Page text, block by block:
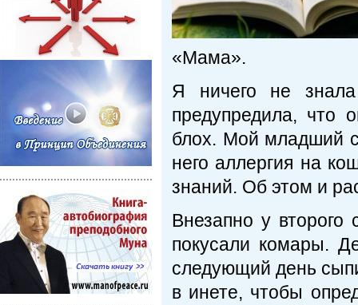
«Мама».
Я ничего не
предупредила, что
блох. Мой младший
него аллергия на
знаний. Об этом и
Внезапно у
покусали комары.
следующий день
в инете, чтобы